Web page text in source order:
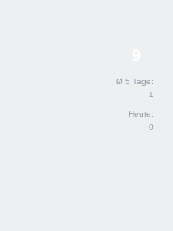
Ø 5 Tage:
1
Heute:
0